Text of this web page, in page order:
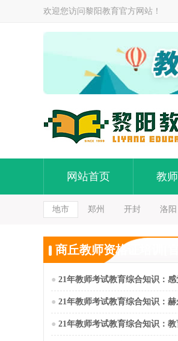
欢迎您访问黎阳教育官方网站！
网站首页 教
地市 郑州 开封 洛阳
商丘教师资格证培训[
● 21年教师考试教育综合知识：
● 21年教师考试教育综合知识：
● 21年教师考试教育综合知识：